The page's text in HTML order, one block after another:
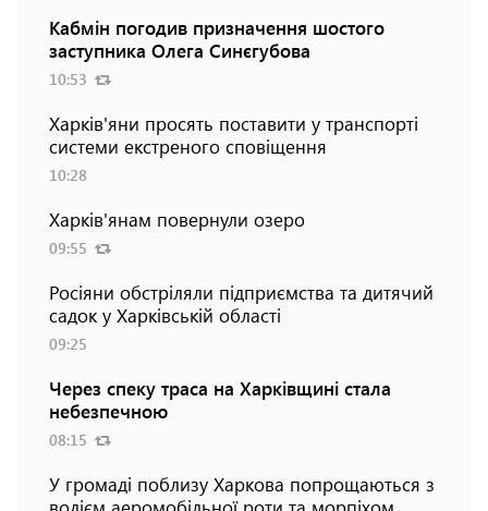
Кабмін погодив призначення шостого
заступника Олега Синєгубова
10:53
Харків'яни просять поставити у транспорті
системи екстреного сповіщення
10:28
Харків'янам повернули озеро
09:55
Росіяни обстріляли підприємства та дитячий
садок у Харківській області
09:25
Через спеку траса на Харківщині стала
небезпечною
08:15
У громаді поблизу Харкова попрощаються з